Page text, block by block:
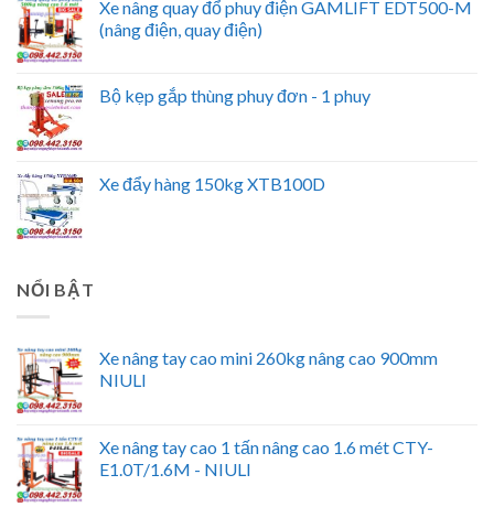
Xe nâng quay đổ phuy điện GAMLIFT EDT500-M
(nâng điện, quay điện)
Bộ kẹp gắp thùng phuy đơn - 1 phuy
Xe đẩy hàng 150kg XTB100D
NỔI BẬT
Xe nâng tay cao mini 260kg nâng cao 900mm
NIULI
Xe nâng tay cao 1 tấn nâng cao 1.6 mét CTY-
E1.0T/1.6M - NIULI